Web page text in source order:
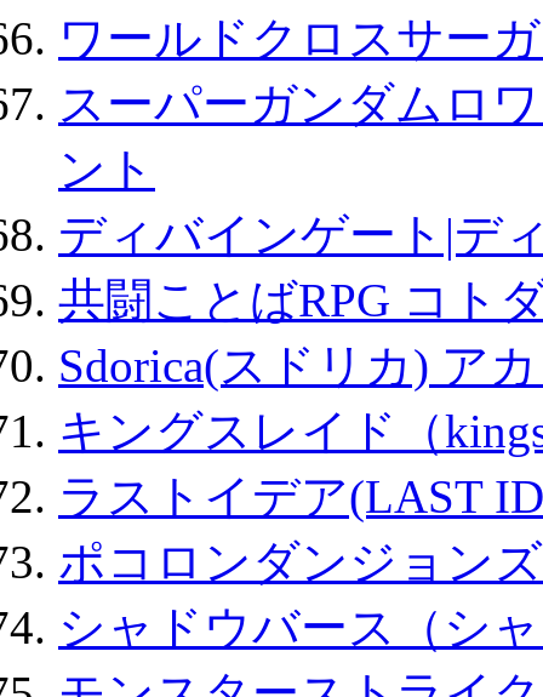
ワールドクロスサー
スーパーガンダムロ
ント
ディバインゲート|デ
共闘ことばRPG コト
Sdorica(スドリカ) ア
キングスレイド（
ラストイデア(LAST
ポコロンダンジョン
シャドウバース（シ